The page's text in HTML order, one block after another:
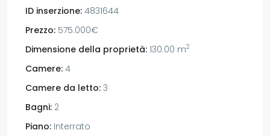
ID inserzione: 4831644
Prezzo: 575.000€
Dimensione della proprietà: 130.00 m2
Camere: 4
Camere da letto: 3
Bagni: 2
Piano: Interrato